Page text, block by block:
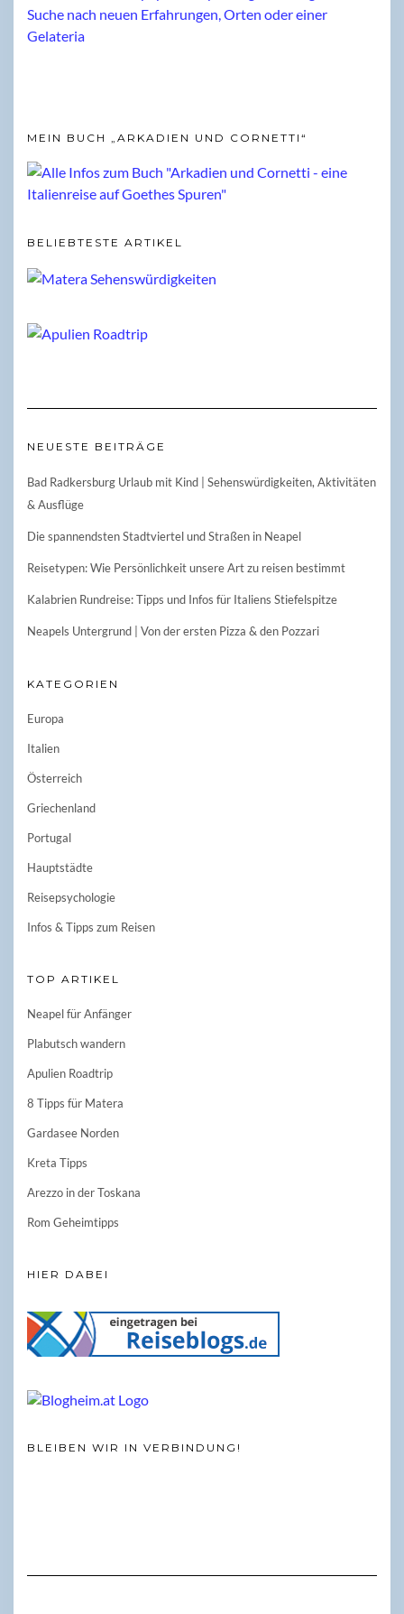
MEIN BUCH „ARKADIEN UND CORNETTI“
BELIEBTESTE ARTIKEL
NEUESTE BEITRÄGE
Bad Radkersburg Urlaub mit Kind | Sehenswürdigkeiten, Aktivitäten
& Ausflüge
Die spannendsten Stadtviertel und Straßen in Neapel
Reisetypen: Wie Persönlichkeit unsere Art zu reisen bestimmt
Kalabrien Rundreise: Tipps und Infos für Italiens Stiefelspitze
Neapels Untergrund | Von der ersten Pizza & den Pozzari
KATEGORIEN
Europa
Italien
Österreich
Griechenland
Portugal
Hauptstädte
Reisepsychologie
Infos & Tipps zum Reisen
TOP ARTIKEL
Neapel für Anfänger
Plabutsch wandern
Apulien Roadtrip
8 Tipps für Matera
Gardasee Norden
Kreta Tipps
Arezzo in der Toskana
Rom Geheimtipps
HIER DABEI
BLEIBEN WIR IN VERBINDUNG!